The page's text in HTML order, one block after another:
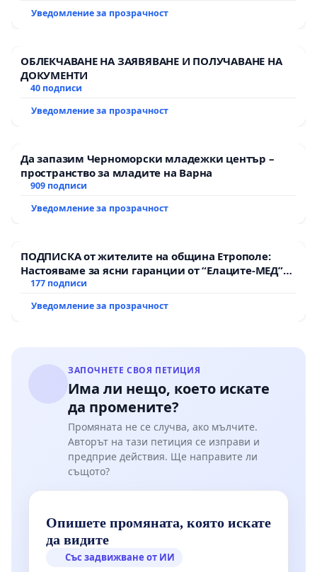
Мирово - к.к. Момин проход
Уведомление за прозрачност
ОБЛЕКЧАВАНЕ НА ЗАЯВЯВАНЕ И ПОЛУЧАВАНЕ НА
ДОКУМЕНТИ
40 подписи
Уведомление за прозрачност
Да запазим Черноморски младежки център –
пространство за младите на Варна
909 подписи
Уведомление за прозрачност
ПОДПИСКА от жителите на община Етрополе:
Настояваме за ясни гаранции от “Елаците-МЕД”
АД и от държавата, че ще се изпълнят всички
177 подписи
Уведомление за прозрачност
ЗАПОЧНЕТЕ СВОЯ ПЕТИЦИЯ
Има ли нещо, което искате
да промените?
Промяната не се случва, ако мълчите.
Авторът на тази петиция се изправи и
предприе действия. Ще направите ли
същото?
Опишете промяната, която искате
да видите
Със задвижване от ИИ